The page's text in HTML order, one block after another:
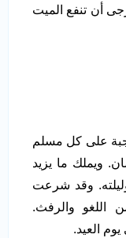
أن تنفع الميت
على كل مسلم
ويملك ما يزيد
وقد شرعت
اللغو والرفث.
العيد.